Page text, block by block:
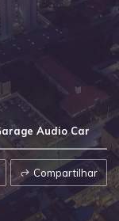
Audio Car
Compartilhar